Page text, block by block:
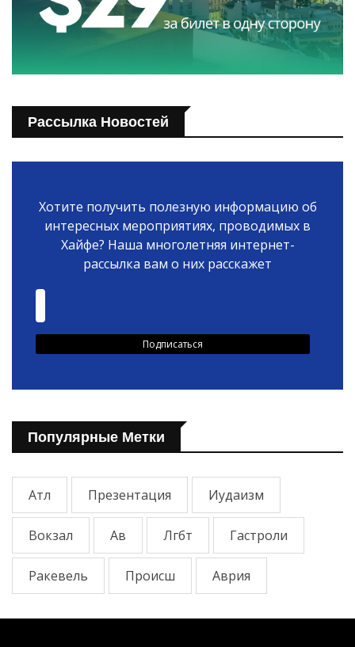
Рассылка Новостей
Хотите получить полезную информацию об
интересных мероприятиях, проводимых в
Хайфе? Наша многолетняя интернет-
рассылка вам о них расскажет
Популярные Метки
Атл Презентация Иудаизм
Вокзал Ав Лгбт Гастроли
Ракевель Происш Аврия